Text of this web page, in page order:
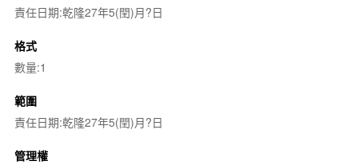
責任日期:乾隆27年5(閏)月?日
格式
數量:1
範圍
責任日期:乾隆27年5(閏)月?日
管理權